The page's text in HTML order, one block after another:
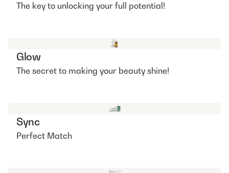
The key to unlocking your full potential!
Glow
The secret to making your beauty shine!
Sync
Perfect Match